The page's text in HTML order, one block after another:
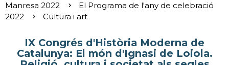
Manresa 2022
El Programa de l'any de celebració
2022
Cultura i art
IX Congrés d'Història Moderna de
Catalunya: El món d'Ignasi de Loiola.